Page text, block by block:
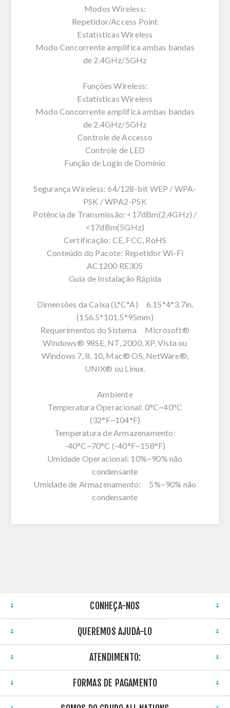
Modos Wireless:
Repetidor/Access Point
Estatísticas Wireless
Modo Concorrente amplifica ambas bandas
de 2.4GHz/5GHz
Funções Wireless:
Estatísticas Wireless
Modo Concorrente amplifica ambas bandas
de 2.4GHz/5GHz
Controle de Accesso
Controle de LED
Função de Login de Domínio
Segurança Wireless: 64/128-bit WEP / WPA-
PSK / WPA2-PSK
Potência de Transmissão: <17dBm(2.4GHz) /
<17dBm(5GHz)
Certificação: CE, FCC, RoHS
Conteúdo do Pacote: Repetidor Wi-Fi
AC1200 RE305
Guia de Instalação Rápida
Dimensões da Caixa (L*C*A) 6.15*4*3.7in.
(156.5*101.5*95mm)
Requerimentos do Sistema Microsoft®
Windows® 98SE, NT, 2000, XP, Vista ou
Windows 7, 8, 10, Mac® OS, NetWare®,
UNIX® ou Linux.
Ambiente
Temperatura Operacional: 0°C~40°C
(32°F~104°F)
Temperatura de Armazenamento:
-40°C~70°C (-40°F~158°F)
Umidade Operacional: 10%~90% não
condensante
Umidade de Armazenamento: 5%~90% não
condensante
CONHEÇA-NOS
QUEREMOS AJUDÁ-LO
ATENDIMENTO:
FORMAS DE PAGAMENTO